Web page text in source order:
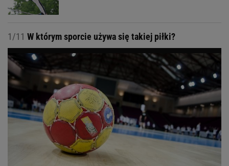
1/11 W którym sporcie używa się takiej piłki?